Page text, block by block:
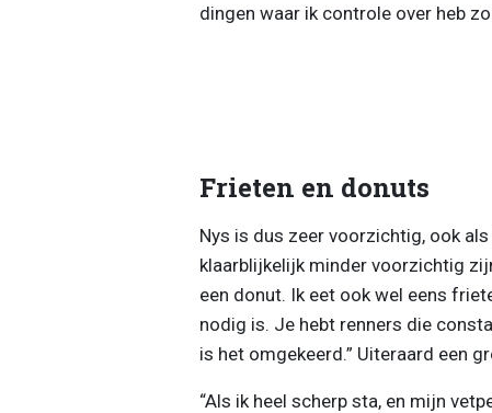
dingen waar ik controle over heb
Frieten en donuts
Nys is dus zeer voorzichtig, ook
klaarblijkelijk minder voorzichtig
een donut. Ik eet ook wel eens
nodig is. Je hebt renners die
is het omgekeerd.” Uiteraard een
“Als ik heel scherp sta, en mijn